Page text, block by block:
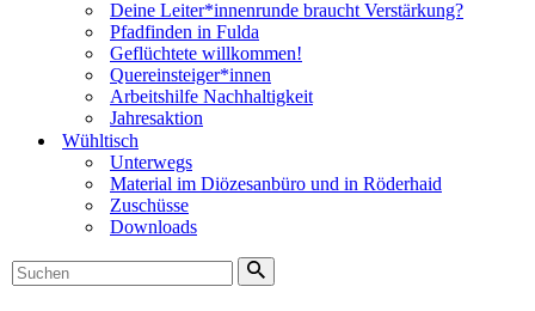
Deine Leiter*innenrunde braucht Verstärkung?
Pfadfinden in Fulda
Geflüchtete willkommen!
Quereinsteiger*innen
Arbeitshilfe Nachhaltigkeit
Jahresaktion
Wühltisch
Unterwegs
Material im Diözesanbüro und in Röderhaid
Zuschüsse
Downloads
Suchen
nach …